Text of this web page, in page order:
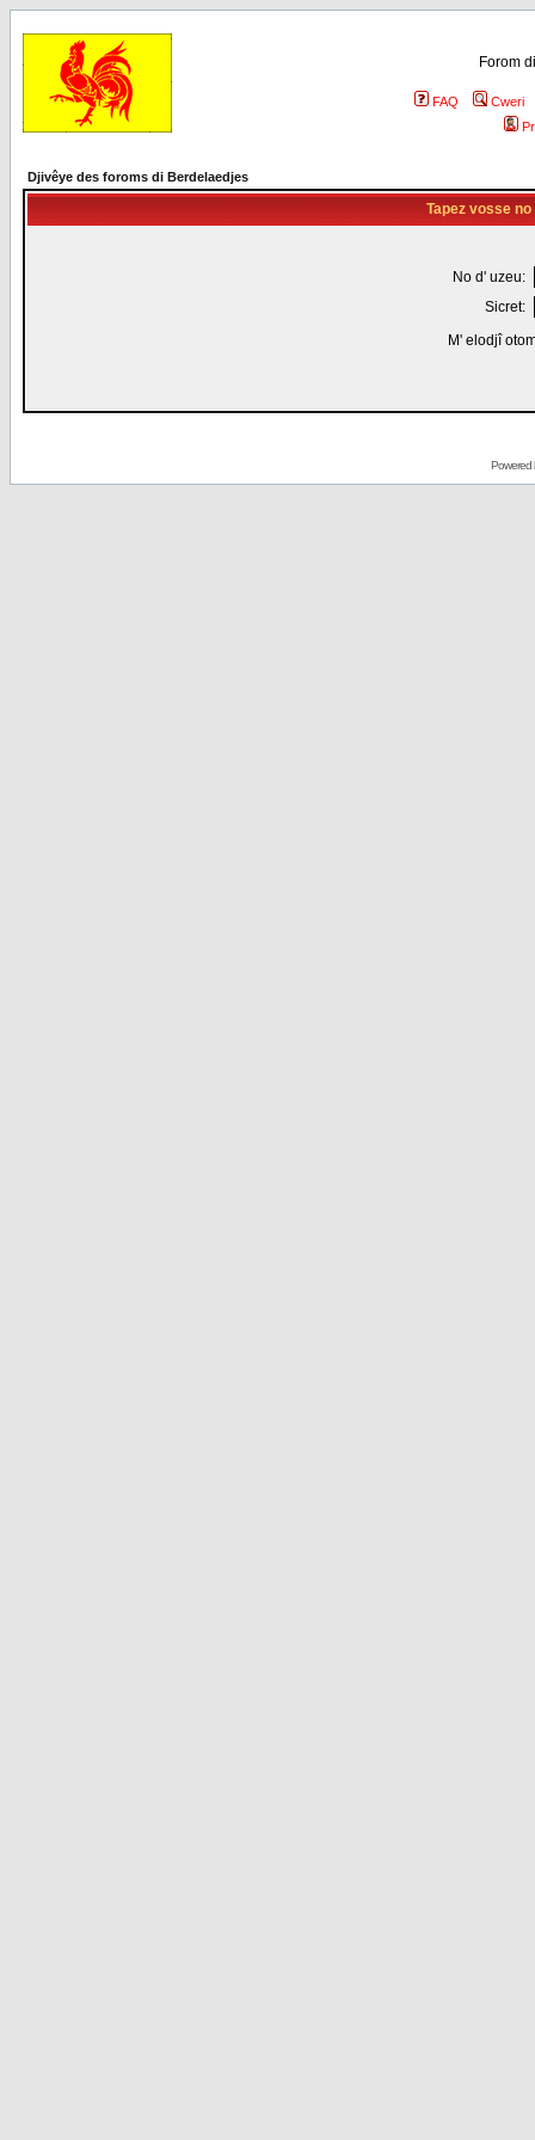
Forom
FAQ
Cweri
Djivêye des foroms di Berdelaedjes
Tapez vosse
No d' uzeu:
Sicret:
M' elodjî
Powered